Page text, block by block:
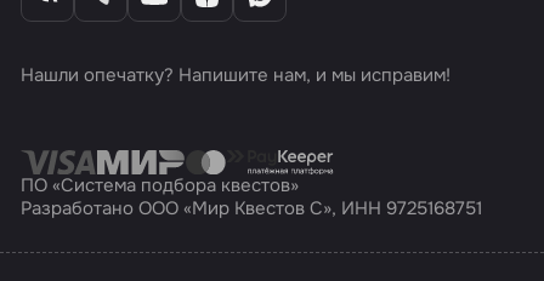
Нашли опечатку? Напишите нам, и мы исправим!
ПО «Система подбора квестов»
Разработано ООО «Мир Квестов С», ИНН 9725168751